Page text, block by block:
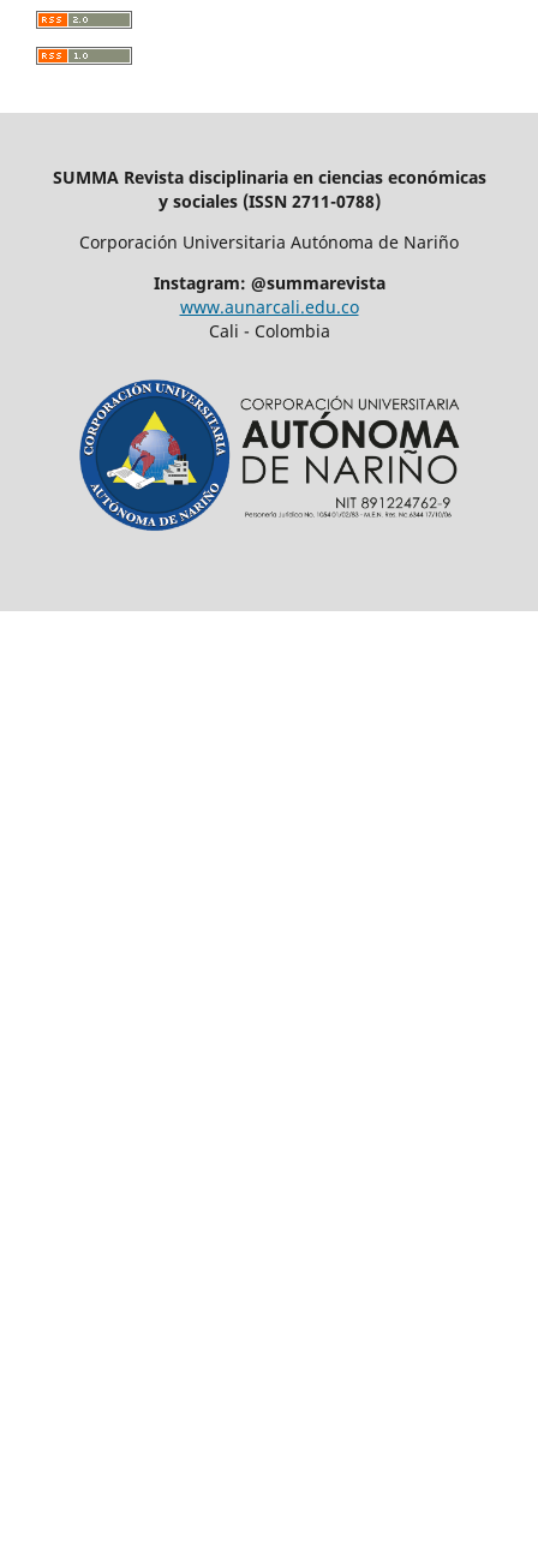
SUMMA Revista disciplinaria en ciencias económicas
y sociales (ISSN 2711-0788)
Corporación Universitaria Autónoma de Nariño
Instagram: @summarevista
www.aunarcali.edu.co
Cali - Colombia